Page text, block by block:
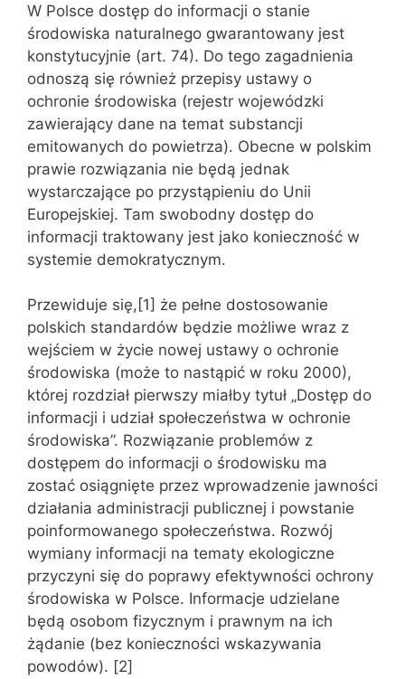
W Polsce dostęp do informacji o stanie
środowiska naturalnego gwarantowany jest
konstytucyjnie (art. 74). Do tego zagadnienia
odnoszą się również przepisy ustawy o
ochronie środowiska (rejestr wojewódzki
zawierający dane na temat substancji
emitowanych do powietrza). Obecne w polskim
prawie rozwiązania nie będą jednak
wystarczające po przystąpieniu do Unii
Europejskiej. Tam swobodny dostęp do
informacji traktowany jest jako konieczność w
systemie demokratycznym.
Przewiduje się,[1] że pełne dostosowanie
polskich standardów będzie możliwe wraz z
wejściem w życie nowej ustawy o ochronie
środowiska (może to nastąpić w roku 2000),
której rozdział pierwszy miałby tytuł „Dostęp do
informacji i udział społeczeństwa w ochronie
środowiska”. Rozwiązanie problemów z
dostępem do informacji o środowisku ma
zostać osiągnięte przez wprowadzenie jawności
działania administracji publicznej i powstanie
poinformowanego społeczeństwa. Rozwój
wymiany informacji na tematy ekologiczne
przyczyni się do poprawy efektywności ochrony
środowiska w Polsce. Informacje udzielane
będą osobom fizycznym i prawnym na ich
żądanie (bez konieczności wskazywania
powodów). [2]